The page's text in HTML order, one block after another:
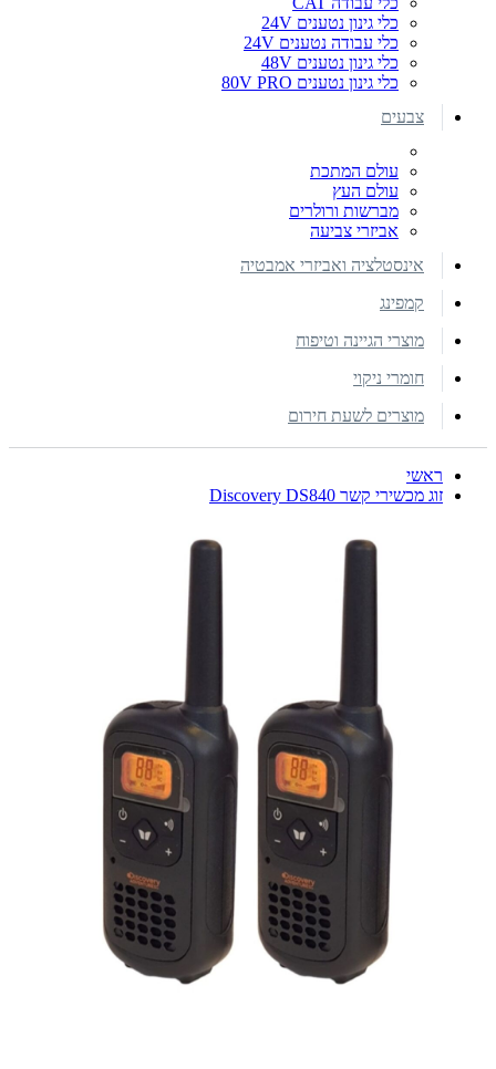
כלי גינון נטענים 24V
כלי עבודה נטענים 24V
כלי גינון נטענים 48V
כלי גינון נטענים 80V PRO
צבעים
עולם המתכת
עולם העץ
מברשות ורולרים
אביזרי צביעה
אינסטלציה ואביזרי אמבטיה
קמפינג
מוצרי הגיינה וטיפוח
חומרי ניקוי
מוצרים לשעת חירום
ראשי
זוג מכשירי קשר Discovery DS840